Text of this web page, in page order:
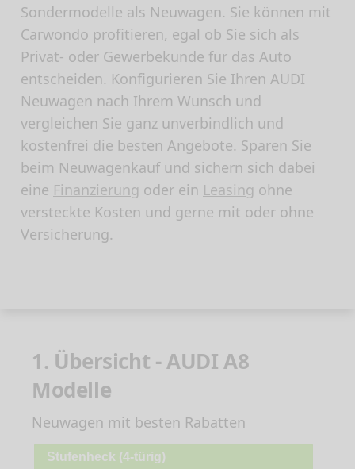
Sondermodelle als Neuwagen. Sie können mit
Carwondo profitieren, egal ob Sie sich als
Privat- oder Gewerbekunde für das Auto
entscheiden. Konfigurieren Sie Ihren AUDI
Neuwagen nach Ihrem Wunsch und
vergleichen Sie ganz unverbindlich und
kostenfrei die besten Angebote. Sparen Sie
beim Neuwagenkauf und sichern sich dabei
eine Finanzierung oder ein Leasing ohne
versteckte Kosten und gerne mit oder ohne
Versicherung.
1. Übersicht - AUDI A8
Modelle
Neuwagen mit besten Rabatten
Stufenheck (4-türig)